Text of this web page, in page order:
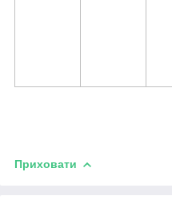
Приховати